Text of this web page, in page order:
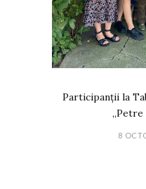
Participanții la
„Petre
8